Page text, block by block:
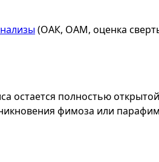
(ОАК, ОАМ, оценка
остается полностью
фимоза или